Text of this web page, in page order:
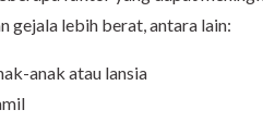
gejala lebih berat, antara lain:
anak atau lansia